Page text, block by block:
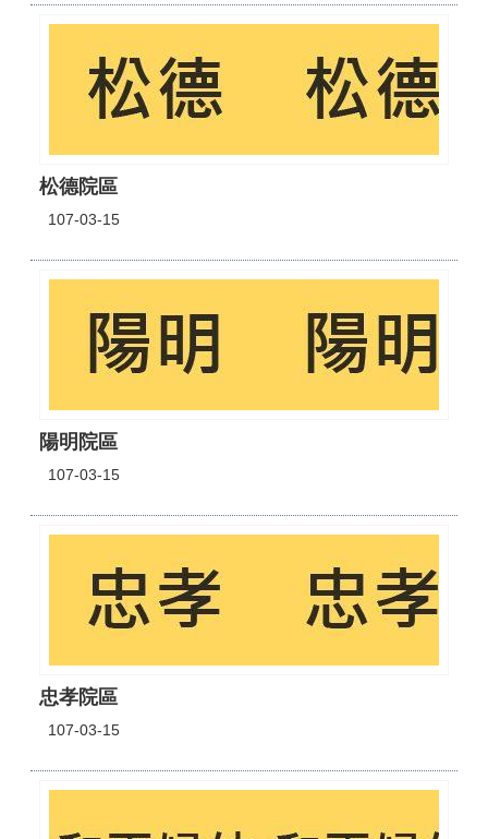
松德院區
107-03-15
陽明院區
107-03-15
忠孝院區
107-03-15